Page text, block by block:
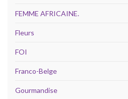
FEMME AFRICAINE.
Fleurs
FOI
Franco-Belge
Gourmandise